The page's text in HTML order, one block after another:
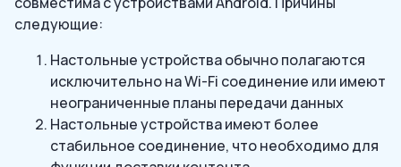
следующие:
Настольные устройства обычно полагаются
исключительно на Wi-Fi соединение или имеют
неограниченные планы передачи данных
Настольные устройства имеют более
стабильное соединение, что необходимо для